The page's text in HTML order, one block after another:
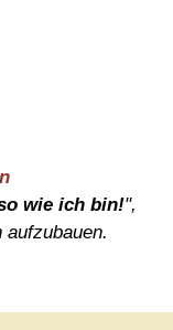
wie ich bin!",